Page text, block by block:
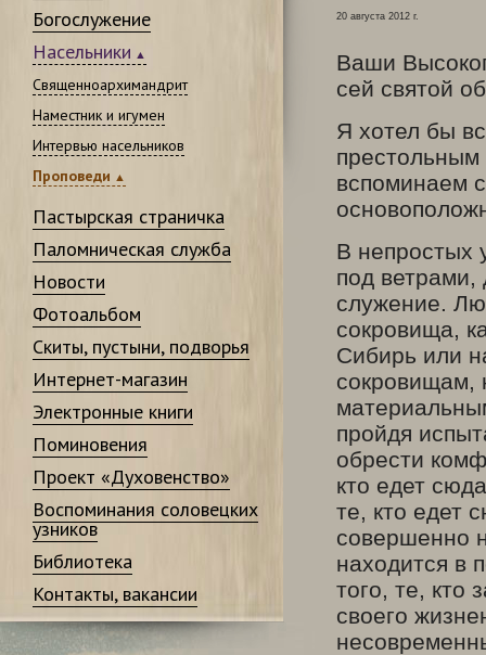
Богослужение
Насельники
Священноархимандрит
Наместник и игумен
Интервью насельников
Проповеди
Пастырская страничка
Паломническая служба
Новости
Фотоальбом
Скиты, пустыни, подворья
Интернет-магазин
Электронные книги
Поминовения
Проект «Духовенство»
Воспоминания соловецких
узников
Библиотека
Контакты, вакансии
20 августа 2012 г.
Ваши
сей святой
Я хотел бы
престольным
вспоминаем
В непростых
под ветрами,
служение.
сокровища,
Сибирь или
сокровищам,
пройдя
обрести
кто едет
те, кто едет
совершенно
находится в
того, те, кто
своего